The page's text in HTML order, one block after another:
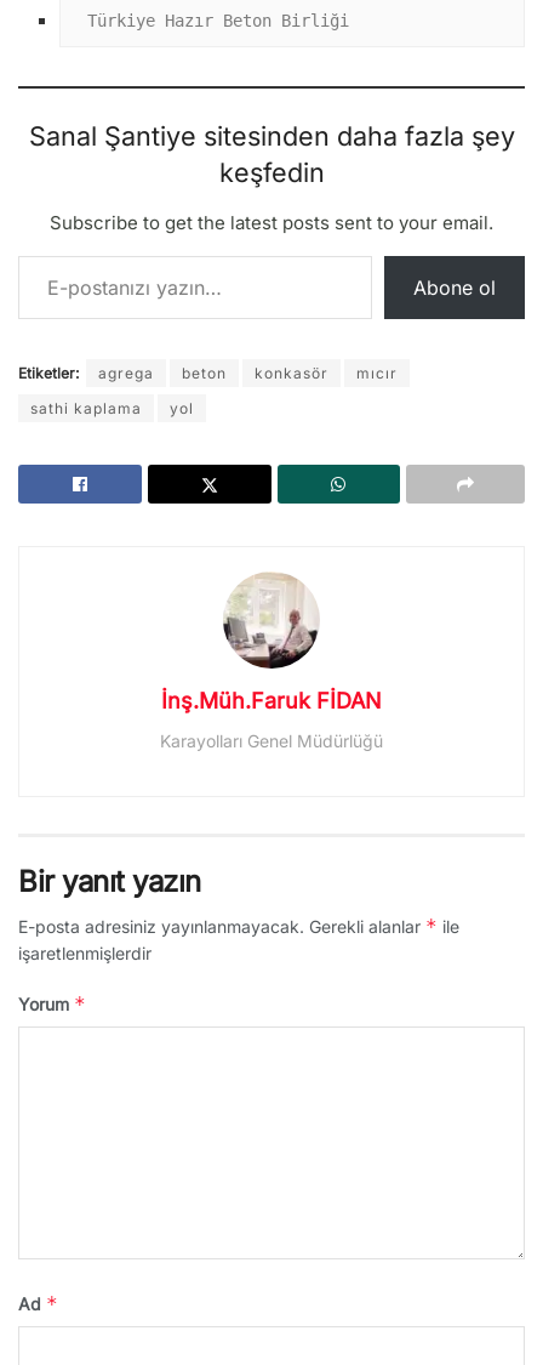
Türkiye Hazır Beton Birliği
Sanal Şantiye sitesinden daha fazla şey
keşfedin
Subscribe to get the latest posts sent to your email.
E-postanızı yazın…
Abone ol
Etiketler: agrega beton konkasör
mıcır
sathi kaplama
yol
İnş.Müh.Faruk FİDAN
Karayolları Genel Müdürlüğü
Bir yanıt yazın
E-posta adresiniz yayınlanmayacak. Gerekli alanlar * ile
işaretlenmişlerdir
Yorum *
Ad *